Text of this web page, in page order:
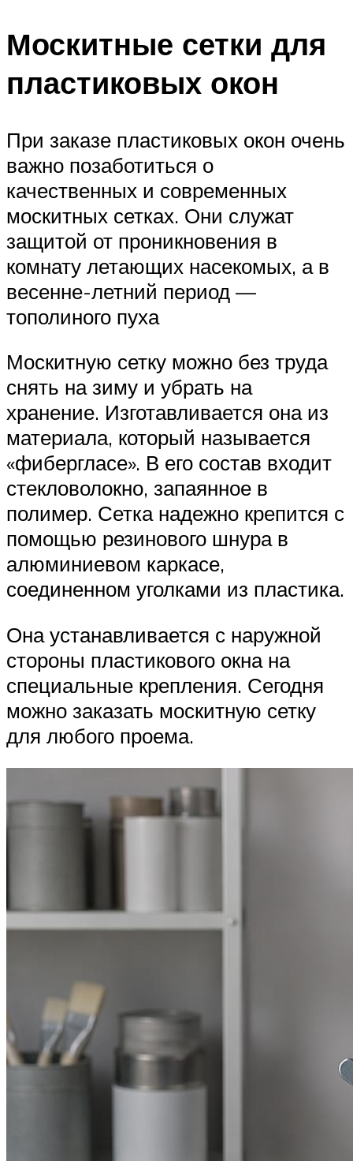
Москитные сетки для
пластиковых окон
При заказе пластиковых окон очень
важно позаботиться о
качественных и современных
москитных сетках. Они служат
защитой от проникновения в
комнату летающих насекомых, а в
весенне-летний период —
тополиного пуха
Москитную сетку можно без труда
снять на зиму и убрать на
хранение. Изготавливается она из
материала, который называется
«фибергласе». В его состав входит
стекловолокно, запаянное в
полимер. Сетка надежно крепится с
помощью резинового шнура в
алюминиевом каркасе,
соединенном уголками из пластика.
Она устанавливается с наружной
стороны пластикового окна на
специальные крепления. Сегодня
можно заказать москитную сетку
для любого проема.